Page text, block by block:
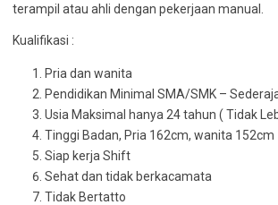
terampil atau ahli dengan pekerjaan manual.
Kualifikasi :
Pria dan wanita
Pendidikan Minimal SMA/SMK –
Usia Maksimal hanya 24 tahun ( Tidak
Tinggi Badan, Pria 162cm, wanita 152cm
Siap kerja Shift
Sehat dan tidak berkacamata
Tidak Bertatto